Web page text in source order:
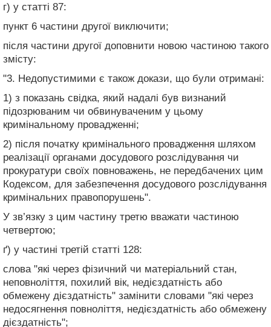
г) у статті 87:
пункт 6 частини другої виключити;
після частини другої доповнити новою частиною такого
змісту:
"3. Недопустимими є також докази, що були отримані:
1) з показань свідка, який надалі був визнаний
підозрюваним чи обвинуваченим у цьому
кримінальному провадженні;
2) після початку кримінального провадження шляхом
реалізації органами досудового розслідування чи
прокуратури своїх повноважень, не передбачених цим
Кодексом, для забезпечення досудового розслідування
кримінальних правопорушень".
У зв’язку з цим частину третю вважати частиною
четвертою;
ґ) у частині третій статті 128:
слова "які через фізичний чи матеріальний стан,
неповноліття, похилий вік, недієздатність або
обмежену дієздатність" замінити словами "які через
недосягнення повноліття, недієздатність або обмежену
дієздатність";